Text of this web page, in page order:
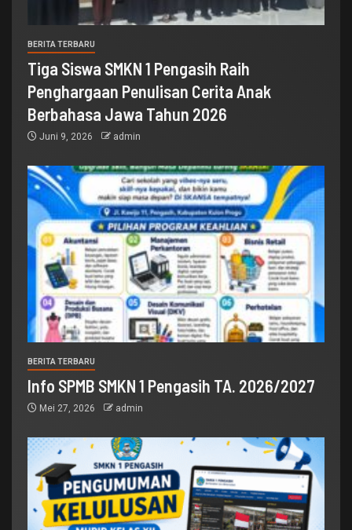
BERITA TERBARU
Tiga Siswa SMKN 1 Pengasih Raih
Penghargaan Penulisan Cerita Anak
Berbahasa Jawa Tahun 2026
Juni 9, 2026 admin
BERITA TERBARU
Info SPMB SMKN 1 Pengasih TA. 2026/2027
Mei 27, 2026 admin